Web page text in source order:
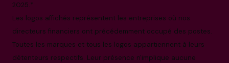
2025.*
Les logos affichés représentent les entreprises où nos
directeurs financiers ont précédemment occupé des postes.
Toutes les marques et tous les logos appartiennent à leurs
détenteurs respectifs. Leur présence n'implique aucune